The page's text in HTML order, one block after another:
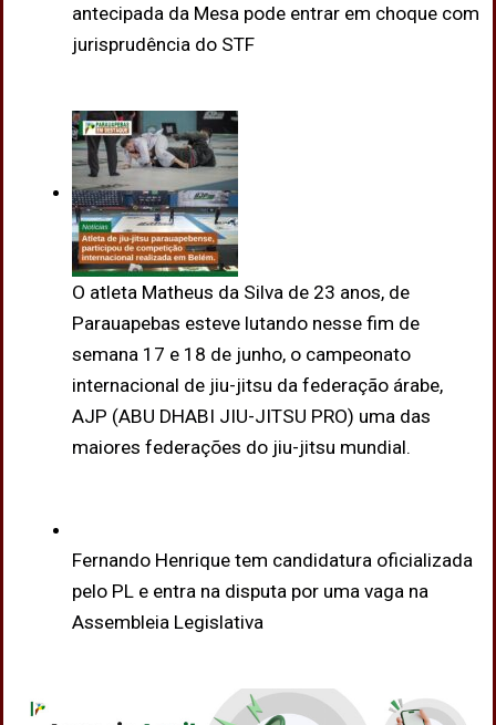
antecipada da Mesa pode entrar em choque com
jurisprudência do STF
O atleta Matheus da Silva de 23 anos, de
Parauapebas esteve lutando nesse fim de
semana 17 e 18 de junho, o campeonato
internacional de jiu-jitsu da federação árabe,
AJP (ABU DHABI JIU-JITSU PRO) uma das
maiores federações do jiu-jitsu mundial.
Fernando Henrique tem candidatura oficializada
pelo PL e entra na disputa por uma vaga na
Assembleia Legislativa